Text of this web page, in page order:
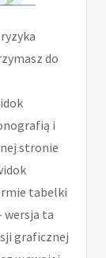
do
i
stronie
tabelki
wersja ta
graficznej